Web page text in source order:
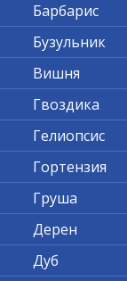
Барбарис
Бузульник
Вишня
Гвоздика
Гелиопсис
Гортензия
Груша
Дерен
Дуб